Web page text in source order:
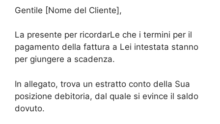
Gentile [Nome del Cliente],
La presente per ricordarLe che i termini per il
pagamento della fattura a Lei intestata stanno
per giungere a scadenza.
In allegato, trova un estratto conto della Sua
posizione debitoria, dal quale si evince il saldo
dovuto.